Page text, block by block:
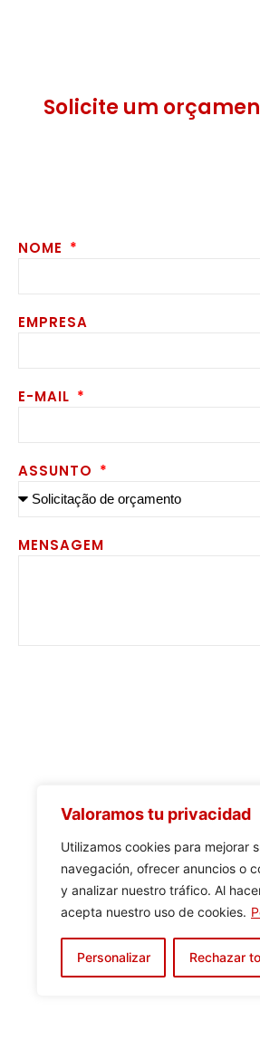
Valoramos tu privacidad
Utilizamos cookies para mejorar
navegación, ofrecer anuncios o
y analizar nuestro tráfico. Al
acepta nuestro uso de cookies.
Personalizar Rechazar
Solicite um
NOME
EMPRESA
E-MAIL
ASSUNTO
MENSAGEM